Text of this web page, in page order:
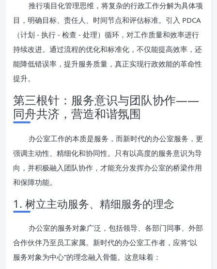
推行项目化管理思维，将复杂的行政工作分解为具体项
目，明确目标、责任人、时间节点和评估标准。引入 PDCA
（计划 - 执行 - 检查 - 处理）循环，对工作质量和效率进行
持续改进。通过流程的优化和标准化，不仅能提高效率，还
能降低错误率，提升服务质量，真正实现行政效能的革命性
提升。
第三根针：服务意识与团队协作——
同舟共济，营造和谐氛围
办公室工作的本质是服务，而新时代的办公室服务，更
强调主动性、精细化和协同性。只有以高度的服务意识为导
向，并积极融入团队协作，才能充分发挥办公室的桥梁作用
和保障功能。
1. 树立主动服务、精细服务的理念
办公室的服务对象广泛，包括领导、各部门同事、外部
合作伙伴乃至员工家属。新时代的办公室工作者，应将“以
服务对象为中心”的理念融入骨髓。这意味着：